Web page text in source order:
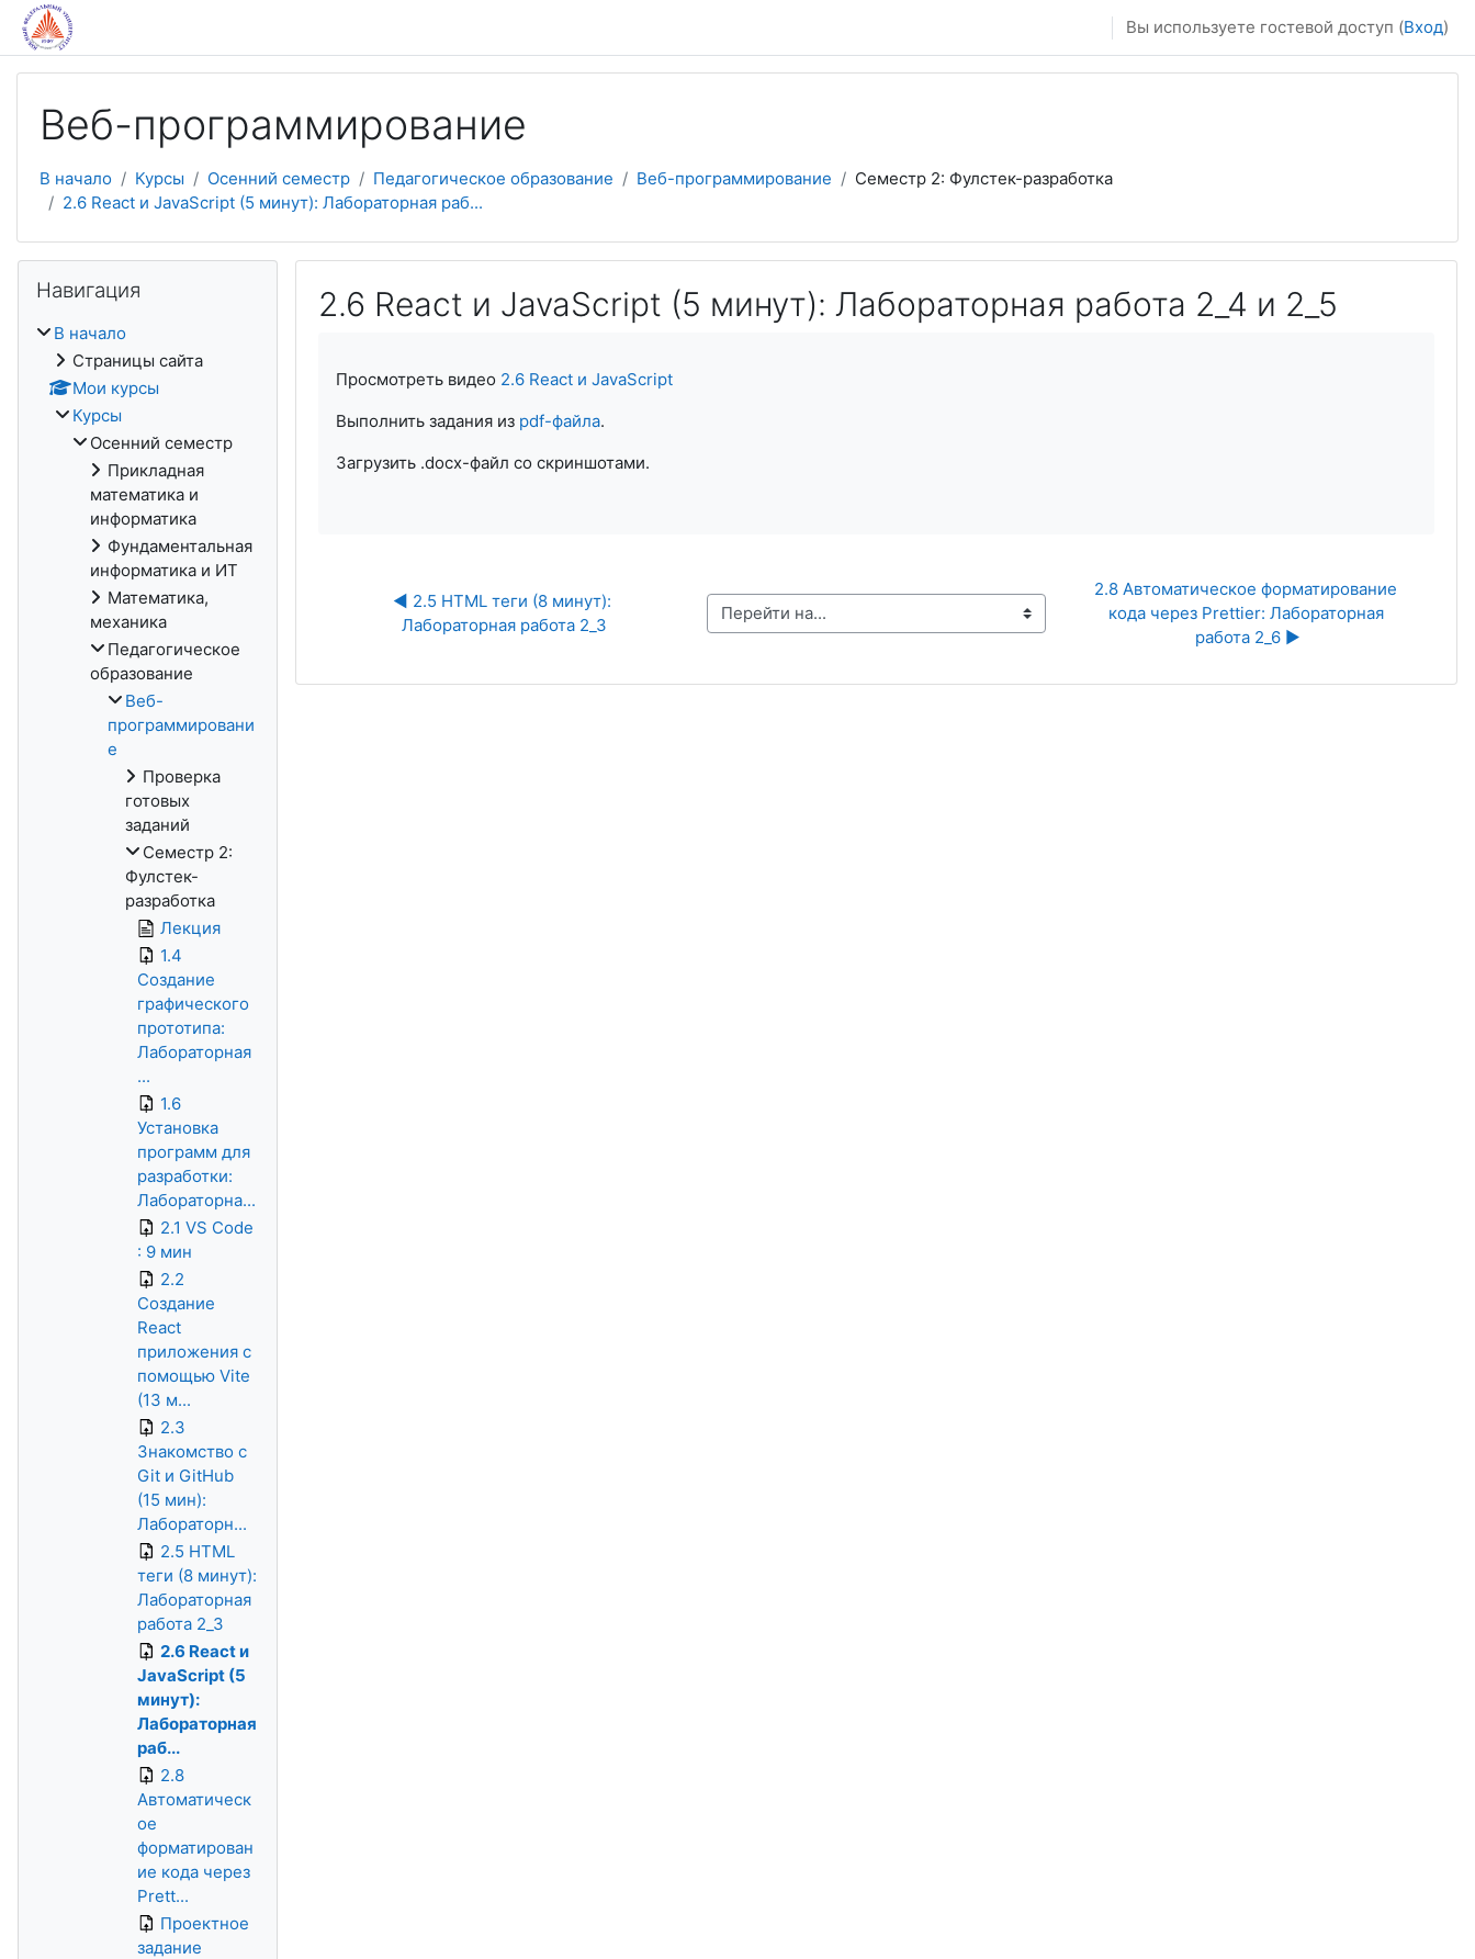
Перейти к основному содержанию
Вы используете гостевой доступ (Вход)
Веб-программирование
В начало Курсы Осенний семестр Педагогическое образование Веб-программирование
Семестр 2: Фулстек-разработка
2.6 React и JavaScript (5 минут): Лабораторная раб...
2.6 React и JavaScript (5 минут): Лабораторная работа 2_4 и 2_5
Просмотреть видео 2.6 React и JavaScript
Выполнить задания из pdf-файла.
Загрузить .docx-файл со скриншотами.
◀︎ 2.5 HTML теги (8 минут):
Лабораторная работа 2_3
Перейти на...
2.8 Автоматическое форматирование
кода через Prettier: Лабораторная
работа 2_6 ▶︎
Навигация
В начало
Страницы сайта
Мои курсы
Курсы
Осенний семестр
Прикладная
математика и
информатика
Фундаментальная
информатика и ИТ
Математика,
механика
Педагогическое
образование
Веб-
программировани
е
Проверка
готовых
заданий
Семестр 2:
Фулстек-
разработка
Лекция
1.4
Создание
графического
прототипа:
Лабораторная
...
1.6
Установка
программ для
разработки:
Лабораторна...
2.1 VS Code
: 9 мин
2.2
Создание
React
приложения с
помощью Vite
(13 м...
2.3
Знакомство с
Git и GitHub
(15 мин):
Лабораторн...
2.5 HTML
теги (8 минут):
Лабораторная
работа 2_3
2.6 React и
JavaScript (5
минут):
Лабораторная
раб...
2.8
Автоматическ
ое
форматирован
ие кода через
Prett...
Проектное
задание